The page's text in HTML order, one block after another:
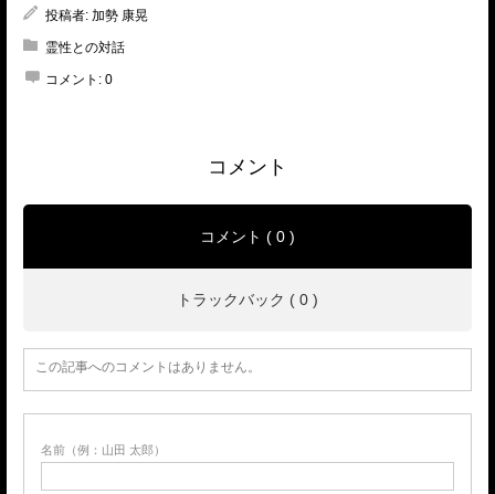
投稿者: 加勢 康晃
霊性との対話
コメント: 0
コメント
コメント ( 0 )
トラックバック ( 0 )
この記事へのコメントはありません。
名前（例：山田 太郎）